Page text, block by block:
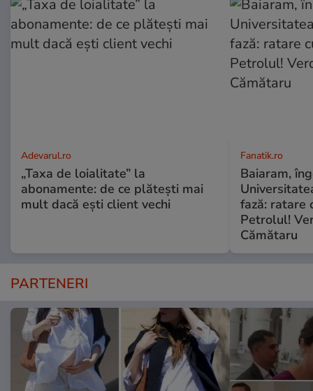
Adevarul.ro
„Taxa de loialitate” la
abonamente: de ce plătești mai
mult dacă ești client vechi
Fanatik.ro
Baiaram,
fază: ratare
Petrolul!
Cămătaru
PARTENERI